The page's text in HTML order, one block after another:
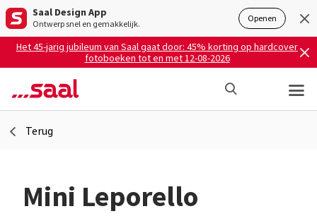
Saal Design App
Ontwerp snel en gemakkelijk. Openen
Het 45-jarig jubileum van Saal gaat door: 45% korting op hardcover
fotoboeken tot en met 12-08-2026
Terug
Mini Leporello